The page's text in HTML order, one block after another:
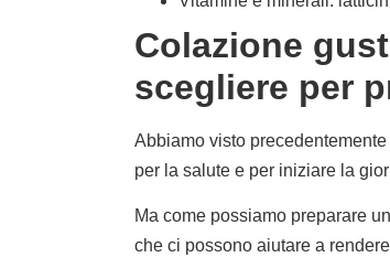
Colazione
scegliere per
Abbiamo visto
per la salute e per iniziare la
Ma come possiamo preparare
che ci possono aiutare a